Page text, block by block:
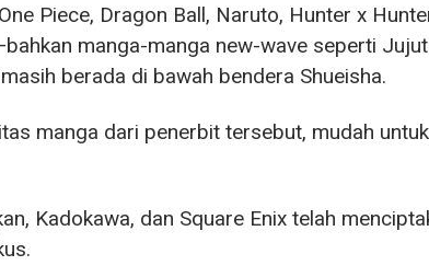
Piece, Dragon Ball, Naruto, Hunter x
manga-manga new-wave seperti
berada di bawah bendera Shueisha.
manga dari penerbit tersebut, mudah
Kadokawa, dan Square Enix telah